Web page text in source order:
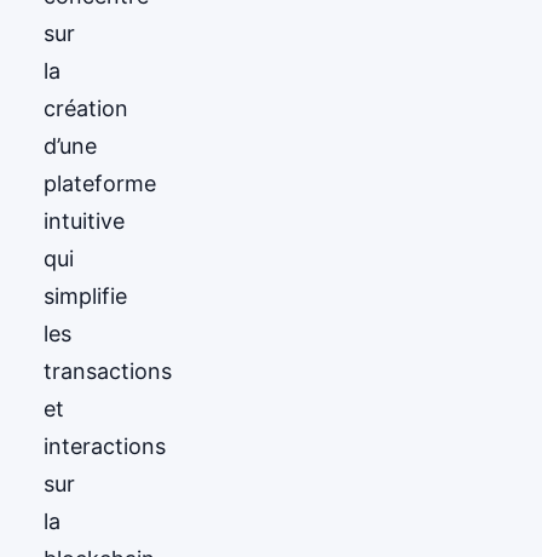
sur
la
création
d’une
plateforme
intuitive
qui
simplifie
les
transactions
et
interactions
sur
la